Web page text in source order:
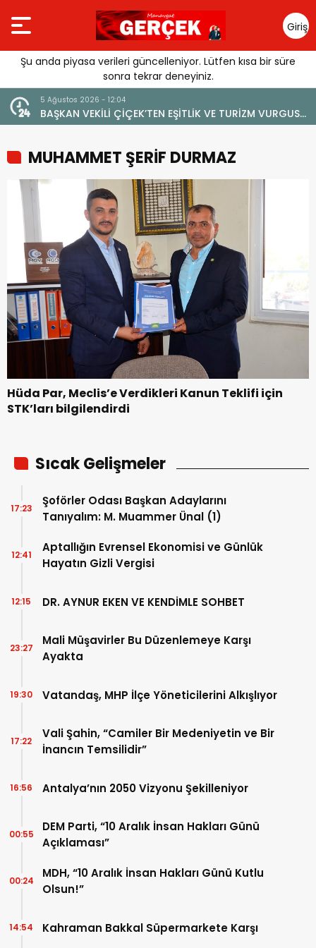
Giriş
Yap
Şu anda piyasa verileri güncelleniyor. Lütfen kısa bir süre
sonra tekrar deneyiniz.
EŞİTLİK VE TURİZM VURGUSU:
DEĞERİNE ZARAR VERİLMEMELİ”
YENİ BİR DİN: SOSYAL
MUHAMMET ŞERİF DURMAZ
Hüda Par, Meclis’e Verdikleri Kanun Teklifi için
STK’ları bilgilendirdi
Sıcak Gelişmeler
Şoförler Odası Başkan Adaylarını
Tanıyalım: M. Muammer Ünal (1)
17:23
Aptallığın Evrensel Ekonomisi ve Günlük
Hayatın Gizli Vergisi
12:41
DR. AYNUR EKEN VE KENDİMLE SOHBET
12:15
Mali Müşavirler Bu Düzenlemeye Karşı
Ayakta
23:27
Vatandaş, MHP İlçe Yöneticilerini Alkışlıyor
19:30
Vali Şahin, “Camiler Bir Medeniyetin ve Bir
İnancın Temsilidir”
17:22
Antalya’nın 2050 Vizyonu Şekilleniyor
16:56
DEM Parti, “10 Aralık İnsan Hakları Günü
Açıklaması”
00:55
MDH, “10 Aralık İnsan Hakları Günü Kutlu
Olsun!”
00:24
Kahraman Bakkal Süpermarkete Karşı
14:54